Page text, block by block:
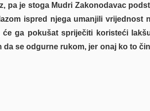
pa je stoga Mudri Zakonodavac
ispred njega umanjili vrijednost
ga pokušat spriječiti koristeći
se odgurne rukom, jer onaj ko to